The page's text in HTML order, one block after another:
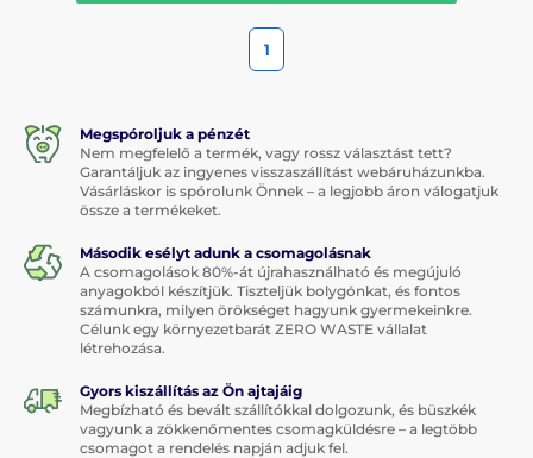
1
Megspóroljuk a pénzét
Nem megfelelő a termék, vagy rossz választást tett?
Garantáljuk az ingyenes visszaszállítást webáruházunkba.
Vásárláskor is spórolunk Önnek – a legjobb áron válogatjuk
össze a termékeket.
Második esélyt adunk a csomagolásnak
A csomagolások 80%-át újrahasználható és megújuló
anyagokból készítjük. Tiszteljük bolygónkat, és fontos
számunkra, milyen örökséget hagyunk gyermekeinkre.
Célunk egy környezetbarát ZERO WASTE vállalat
létrehozása.
Gyors kiszállítás az Ön ajtajáig
Megbízható és bevált szállítókkal dolgozunk, és büszkék
vagyunk a zökkenőmentes csomagküldésre – a legtöbb
csomagot a rendelés napján adjuk fel.